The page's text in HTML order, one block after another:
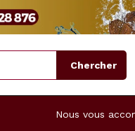
Chercher
Nous vous